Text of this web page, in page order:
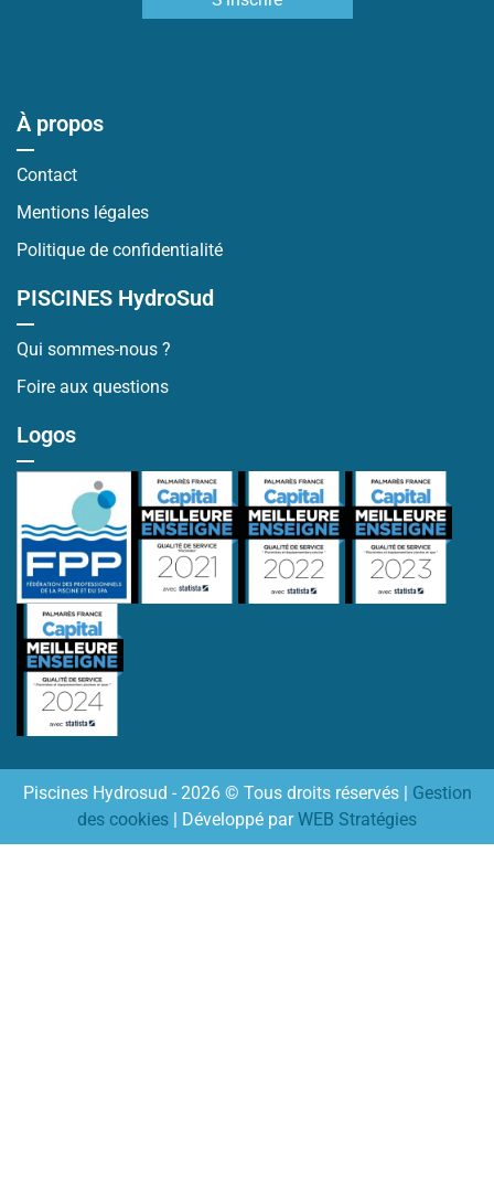
À propos
Contact
Mentions légales
Politique de confidentialité
PISCINES HydroSud
Qui sommes-nous ?
Foire aux questions
Logos
Piscines Hydrosud - 2026 © Tous droits réservés | Gestion
des cookies | Développé parWEB Stratégies